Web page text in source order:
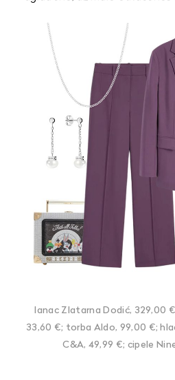
lanac Zlatarna Dodić, 329,00
33,60 €; torba Aldo, 99,00 €;
C&A, 49,99 €; cipele